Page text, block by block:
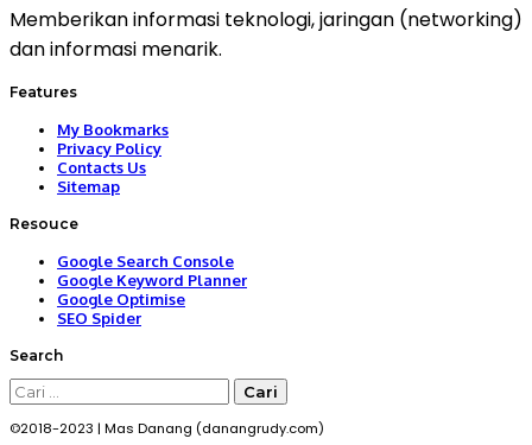
Memberikan informasi teknologi, jaringan (networking)
dan informasi menarik.
Features
My Bookmarks
Privacy Policy
Contacts Us
Sitemap
Resouce
Google Search Console
Google Keyword Planner
Google Optimise
SEO Spider
Search
Cari
untuk:
©2018-2023 | Mas Danang (danangrudy.com)